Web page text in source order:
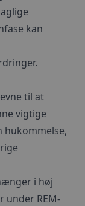
kan
til at
vigtige
hukommelse,
i høj
under REM-